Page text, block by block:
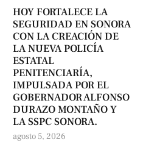
HOY FORTALECE LA
SEGURIDAD EN SONORA
CON LA CREACIÓN DE
LA NUEVA POLICÍA
ESTATAL
PENITENCIARÍA,
IMPULSADA POR EL
GOBERNADOR ALFONSO
DURAZO MONTAÑO Y
LA SSPC SONORA.
agosto 5, 2026